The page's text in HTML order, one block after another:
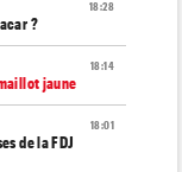
18:28
?
18:14
jaune
18:01
de la FDJ